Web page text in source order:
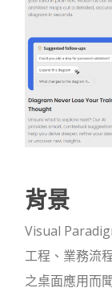
背景
Visual
工程、業務流
之桌面應用而